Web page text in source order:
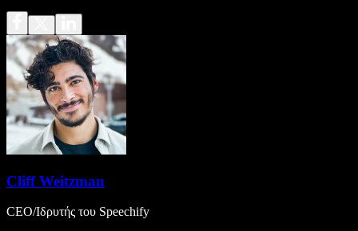
Cliff Weitzman
CEO/Ιδρυτής του Speechify